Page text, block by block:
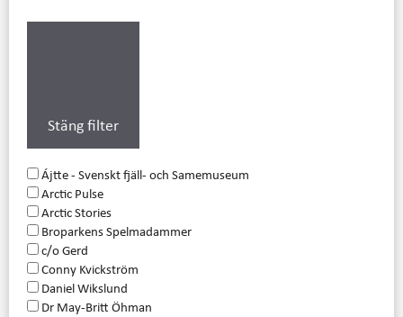
Stäng filter
Ájtte - Svenskt fjäll- och Samemuseum
Arctic Pulse
Arctic Stories
Broparkens Spelmadammer
c/o Gerd
Conny Kvickström
Daniel Wikslund
Dr May-Britt Öhman